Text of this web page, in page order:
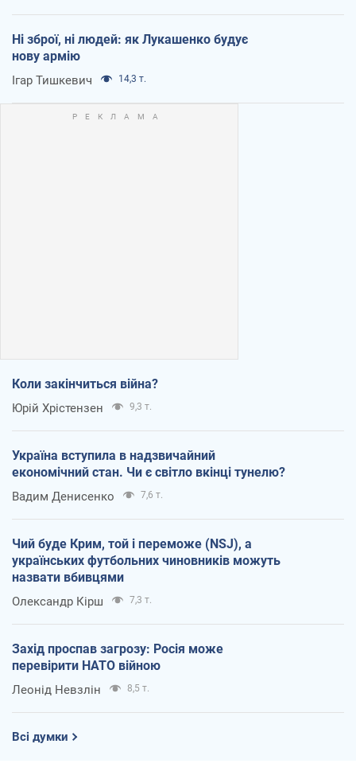
Ні зброї, ні людей: як Лукашенко будує
нову армію
Ігар Тишкевич 14,3 т.
Коли закінчиться війна?
Юрій Хрістензен 9,3 т.
Україна вступила в надзвичайний
економічний стан. Чи є світло вкінці тунелю?
Вадим Денисенко 7,6 т.
Чий буде Крим, той і переможе (NSJ), а
українських футбольних чиновників можуть
назвати вбивцями
Олександр Кірш 7,3 т.
Захід проспав загрозу: Росія може
перевірити НАТО війною
Леонід Невзлін 8,5 т.
Всі думки